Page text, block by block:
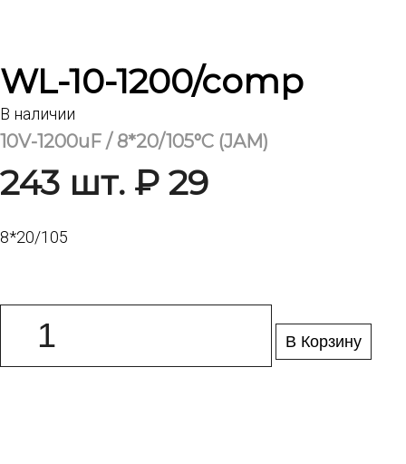
WL-10-1200/comp
В наличии
10V-1200uF / 8*20/105°С (JAM)
243 шт. ₽ 29
8*20/105
В Корзину